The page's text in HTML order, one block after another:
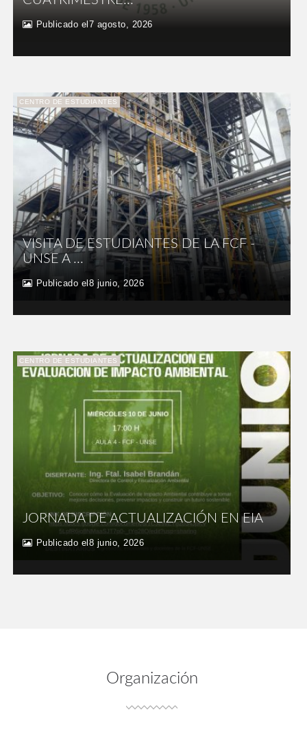
Publicado el7 agosto, 2026
CENTRO DE ESTUDIANTES
VISITA DE ESTUDIANTES DE LA FCF -
UNSE A ...
Publicado el8 junio, 2026
CENTRO DE ESTUDIANTES
JORNADA DE ACTUALIZACIÓN EN EIA
Publicado el8 junio, 2026
Organización